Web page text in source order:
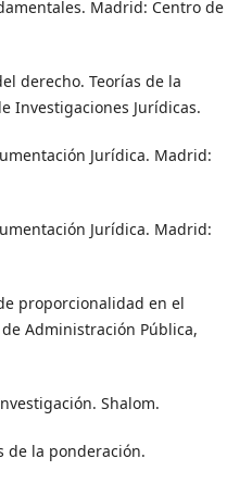
Madrid: Centro de
derecho. Teorías de la
Investigaciones Jurídicas.
Jurídica. Madrid:
Jurídica. Madrid:
proporcionalidad en el
Administración Pública,
Shalom.
de la ponderación.